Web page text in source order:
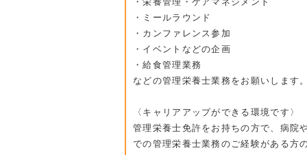
・ミールラウンド
・カンファレンス参加
・イベントなどの企画
・給食管理業務
などの管理栄養士業務をお願いします。
〈キャリアアップができる環境です〉
管理栄養士免許をお持ちの方で、病院
での管理栄養士業務のご経験がある方